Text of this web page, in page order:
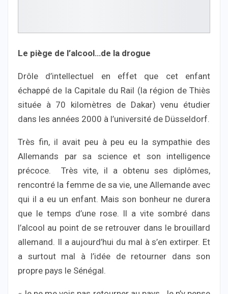
Le piège de l’alcool…de la drogue
Drôle d’intellectuel en effet que cet enfant
échappé de la Capitale du Rail (la région de Thiès
située à 70 kilomètres de Dakar) venu étudier
dans les années 2000 à l’université de Düsseldorf.
Très fin, il avait peu à peu eu la sympathie des
Allemands par sa science et son intelligence
précoce. Très vite, il a obtenu ses diplômes,
rencontré la femme de sa vie, une Allemande avec
qui il a eu un enfant. Mais son bonheur ne durera
que le temps d’une rose. Il a vite sombré dans
l’alcool au point de se retrouver dans le brouillard
allemand. Il a aujourd’hui du mal à s’en extirper. Et
a surtout mal à l’idée de retourner dans son
propre pays le Sénégal.